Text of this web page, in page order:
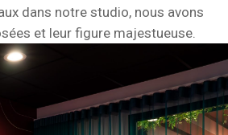
dans notre studio, nous avons
et leur figure majestueuse.